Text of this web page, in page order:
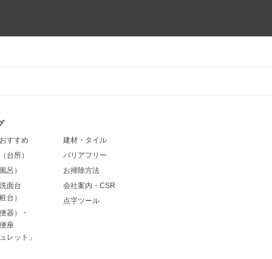
すすめ
台所）
呂）
面台
台）
器）・
座
レット」
建材・タイル
バリアフリー
お掃除方法
会社案内・CSR
点字ツール